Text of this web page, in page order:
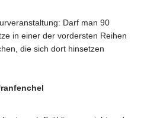
Darf man 90
in einer der vordersten Reihen
die sich dort hinsetzen